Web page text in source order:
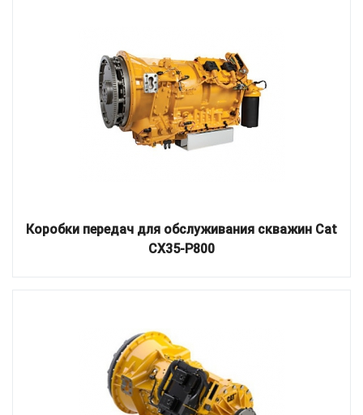
Коробки передач для обслуживания скважин Cat
CX35-P800